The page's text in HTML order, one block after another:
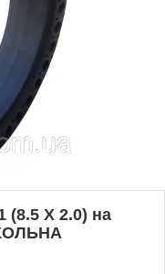
(8.5 X 2.0) на